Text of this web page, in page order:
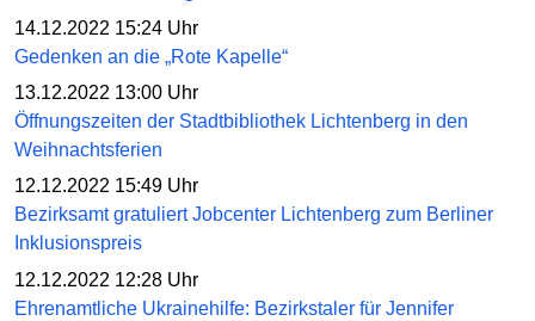
14.12.2022 15:24 Uhr
Gedenken an die „Rote Kapelle“
13.12.2022 13:00 Uhr
Öffnungszeiten der Stadtbibliothek Lichtenberg in den
Weihnachtsferien
12.12.2022 15:49 Uhr
Bezirksamt gratuliert Jobcenter Lichtenberg zum Berliner
Inklusionspreis
12.12.2022 12:28 Uhr
Ehrenamtliche Ukrainehilfe: Bezirkstaler für Jennifer